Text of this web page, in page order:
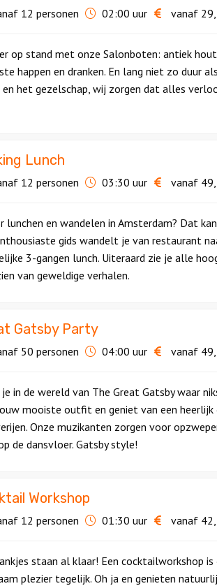
12 personen 02:00 uur vanaf
op stand met onze Salonboten: antiek
happen en dranken. En lang niet zo duur
het gezelschap, wij zorgen dat alles
Lunch
12 personen 03:30 uur vanaf
lunchen en wandelen in Amsterdam? Dat
gids wandelt je van restaurant
3-gangen lunch. Uiteraard zie je alle
van geweldige verhalen.
Gatsby Party
50 personen 04:00 uur vanaf
je in de wereld van The Great Gatsby waar
mooiste outfit en geniet van een heerlijk
Onze muzikanten zorgen voor
de dansvloer. Gatsby style!
Workshop
12 personen 01:30 uur vanaf
staan al klaar! Een cocktailworkshop
plezier tegelijk. Oh ja en genieten